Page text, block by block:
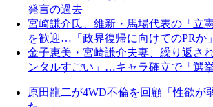
発言の過去
宮崎謙介氏、維新・馬場代表の「立
を歓迎…「政界復帰に向けてのPRか
金子恵美・宮崎謙介夫妻、繰り返さ
ンタルすごい」…キャラ確立で「選
原田龍二が4WD不倫を回顧「性欲が